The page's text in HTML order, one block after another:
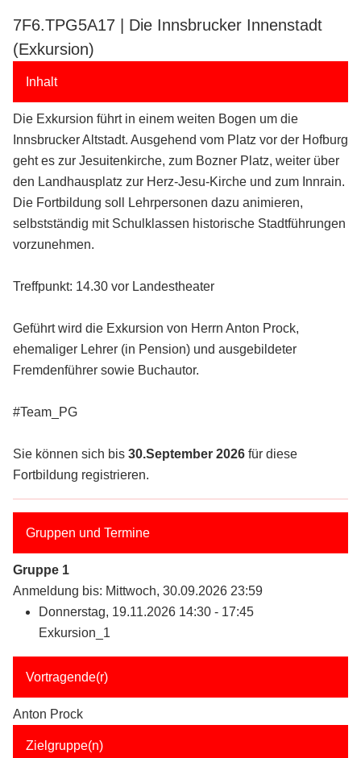
7F6.TPG5A17 | Die Innsbrucker Innenstadt
(Exkursion)
Inhalt
Die Exkursion führt in einem weiten Bogen um die
Innsbrucker Altstadt. Ausgehend vom Platz vor der Hofburg
geht es zur Jesuitenkirche, zum Bozner Platz, weiter über
den Landhausplatz zur Herz-Jesu-Kirche und zum Innrain.
Die Fortbildung soll Lehrpersonen dazu animieren,
selbstständig mit Schulklassen historische Stadtführungen
vorzunehmen.
Treffpunkt: 14.30 vor Landestheater
Geführt wird die Exkursion von Herrn Anton Prock,
ehemaliger Lehrer (in Pension) und ausgebildeter
Fremdenführer sowie Buchautor.
#Team_PG
Sie können sich bis 30.September 2026 für diese
Fortbildung registrieren.
Gruppen und Termine
Gruppe 1
Anmeldung bis: Mittwoch, 30.09.2026 23:59
Donnerstag, 19.11.2026 14:30 - 17:45
Exkursion_1
Vortragende(r)
Anton Prock
Zielgruppe(n)